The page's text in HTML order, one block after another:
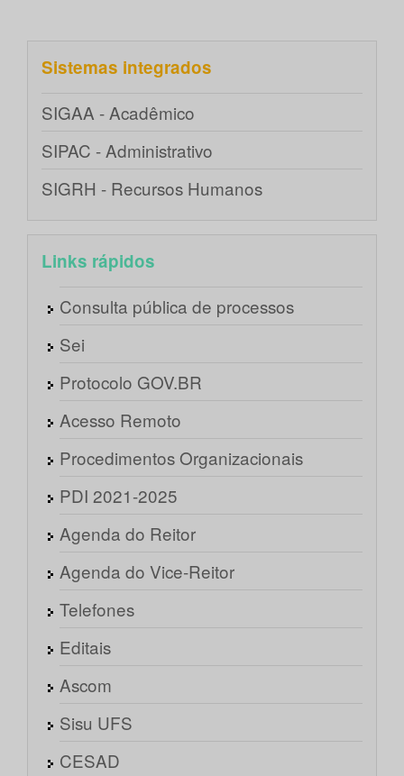
Sistemas integrados
SIGAA - Acadêmico
SIPAC - Administrativo
SIGRH - Recursos Humanos
Links rápidos
Consulta pública de processos
Sei
Protocolo GOV.BR
Acesso Remoto
Procedimentos Organizacionais
PDI 2021-2025
Agenda do Reitor
Agenda do Vice-Reitor
Telefones
Editais
Ascom
Sisu UFS
CESAD